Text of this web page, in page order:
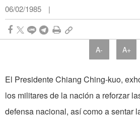
06/02/1985 |
A- A+
El Presidente Chiang Ching-kuo,
los militares de la nación a reforzar
defensa nacional, así como a sentar